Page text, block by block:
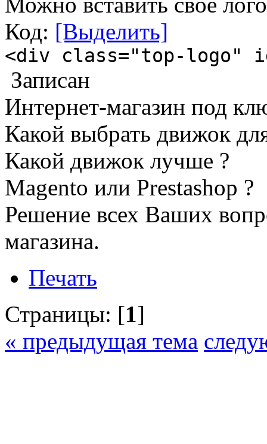
Код: [Выделить]
<div class="top-logo"
Записан
Интернет-магазин под
Какой выбрать движок
Какой движок лучше ?
Magento или Prestashop ?
Решение всех Ваших
магазина.
Печать
Страницы: [1]
« предыдущая тема